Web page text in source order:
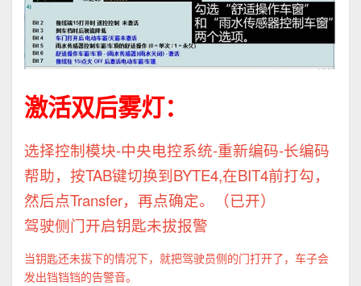
激活双后雾灯：
选择控制模块-中央电控系统-重新编码-长编码
帮助，按TAB键切换到BYTE4,在BIT4前打勾，
然后点Transfer，再点确定。（已开）
驾驶侧门开启钥匙未拔报警
当钥匙还未拔下的情况下，就把驾驶员侧的门打开了，车子会
发出铛铛铛的告警音。